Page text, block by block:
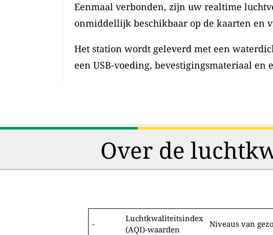
Eenmaal verbonden, zijn uw realtime
onmiddellijk beschikbaar op de kaarten en
Het station wordt geleverd met een
een USB-voeding, bevestigingsmateriaal en
Over de
-
Luchtkwaliteitsindex
(AQI)-waarden
Niveaus van